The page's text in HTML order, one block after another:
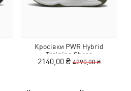
Кросівки PWR Hybrid
Training Shoes
2140,00 ₴ 4290,00 ₴